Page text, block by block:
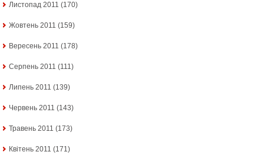
Листопад 2011 (170)
Жовтень 2011 (159)
Вересень 2011 (178)
Серпень 2011 (111)
Липень 2011 (139)
Червень 2011 (143)
Травень 2011 (173)
Квітень 2011 (171)